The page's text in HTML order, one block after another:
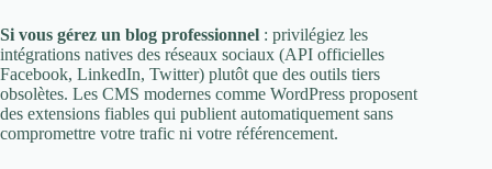
Si vous gérez un blog professionnel : privilégiez les
intégrations natives des réseaux sociaux (API officielles
Facebook, LinkedIn, Twitter) plutôt que des outils tiers
obsolètes. Les CMS modernes comme WordPress proposent
des extensions fiables qui publient automatiquement sans
compromettre votre trafic ni votre référencement.